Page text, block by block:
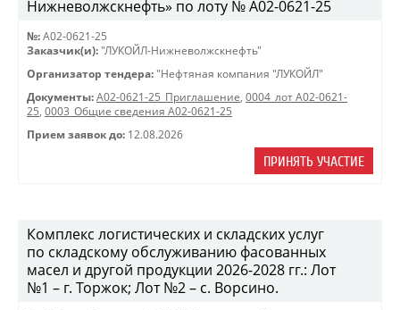
Нижневолжскнефть» по лоту № A02-0621-25
№: A02-0621-25
Заказчик(и): "ЛУКОЙЛ-Нижневолжскнефть"
Организатор тендера: "Нефтяная компания "ЛУКОЙЛ"
Документы: A02-0621-25_Приглашение, 0004_лот A02-0621-
25, 0003_Общие сведения A02-0621-25
Прием заявок до: 12.08.2026
ПРИНЯТЬ УЧАСТИЕ
Комплекс логистических и складских услуг
по складскому обслуживанию фасованных
масел и другой продукции 2026-2028 гг.: Лот
№1 – г. Торжок; Лот №2 – с. Ворсино.